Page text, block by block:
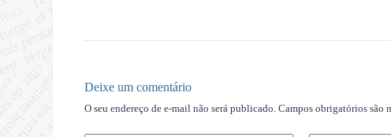
Deixe um comentário
O seu endereço de e-mail não será publicado. Campos obrigatórios são